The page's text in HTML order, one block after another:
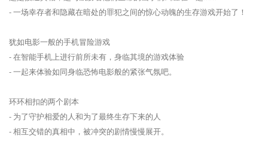
- 一场幸存者和隐藏在暗处的罪犯之间的惊心动魄的生存游戏开始了！
犹如电影一般的手机冒险游戏
- 在智能手机上进行前所未有，身临其境的游戏体验
- 一起来体验如同身临恐怖电影般的紧张气氛吧。
环环相扣的两个剧本
- 为了守护相爱的人和为了最终生存下来的人
- 相互交错的真相中，被冲突的剧情慢慢展开。